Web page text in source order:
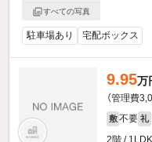
すべての写真
駐車場あり 宅配ボックス
9.95万
（管理費
敷 不要 礼
2階 /